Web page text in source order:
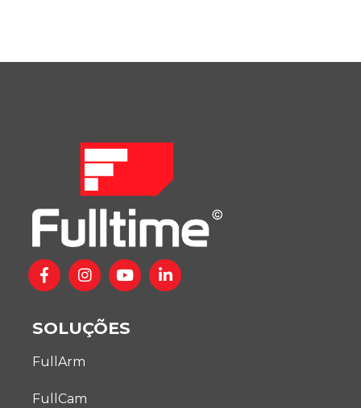
SOLUÇÕES
FullArm
FullCam